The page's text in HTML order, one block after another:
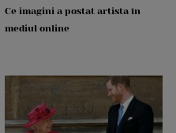
Ce imagini a postat artista în
mediul online